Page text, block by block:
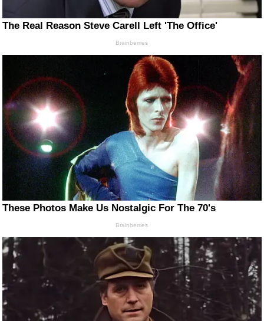
The Real Reason Steve Carell Left 'The Office'
Brainberries
These Photos Make Us Nostalgic For The 70's
Brainberries